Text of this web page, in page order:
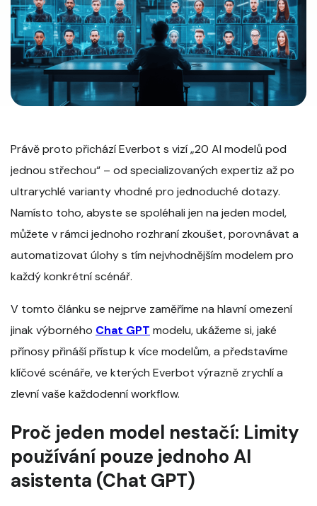
Právě proto přichází Everbot s vizí „20 AI modelů pod
jednou střechou“ – od specializovaných expertiz až po
ultrarychlé varianty vhodné pro jednoduché dotazy.
Namísto toho, abyste se spoléhali jen na jeden model,
můžete v rámci jednoho rozhraní zkoušet, porovnávat a
automatizovat úlohy s tím nejvhodnějším modelem pro
každý konkrétní scénář.
V tomto článku se nejprve zaměříme na hlavní omezení
jinak výborného Chat GPT modelu, ukážeme si, jaké
přínosy přináší přístup k více modelům, a představíme
klíčové scénáře, ve kterých Everbot výrazně zrychlí a
zlevní vaše každodenní workflow.
Proč jeden model nestačí: Limity
používání pouze jednoho AI
asistenta (Chat GPT)